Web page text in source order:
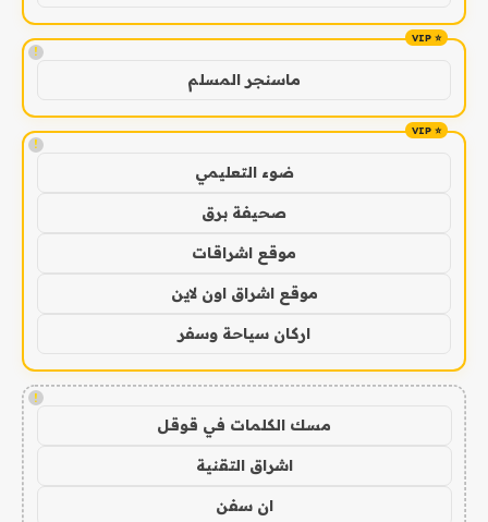
!
ماسنجر المسلم
!
ضوء التعليمي
صحيفة برق
موقع اشراقات
موقع اشراق اون لاين
اركان سياحة وسفر
!
مسك الكلمات في قوقل
اشراق التقنية
ان سفن